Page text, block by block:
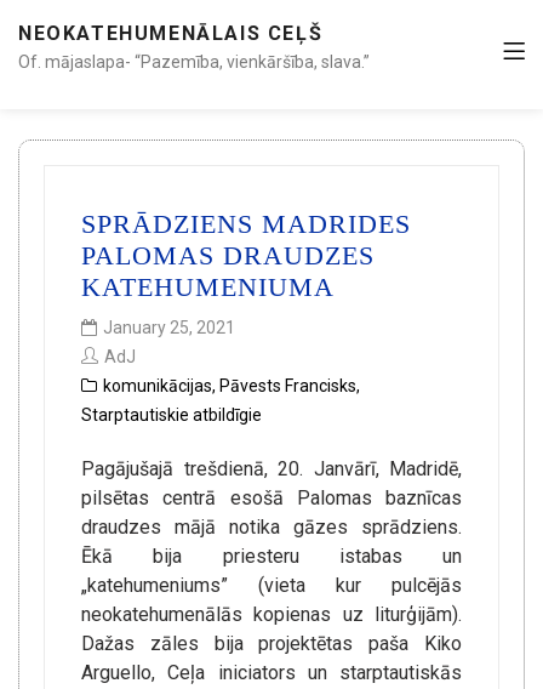
NEOKATEHUMENĀLAIS CEĻŠ
Of. mājaslapa- “Pazemība, vienkāršība, slava.”
SPRĀDZIENS MADRIDES
PALOMAS DRAUDZES
KATEHUMENIUMA
January 25, 2021
AdJ
komunikācijas, Pāvests Francisks,
Starptautiskie atbildīgie
Pagājušajā trešdienā, 20. Janvārī, Madridē,
pilsētas centrā esošā Palomas baznīcas
draudzes mājā notika gāzes sprādziens.
Ēkā bija priesteru istabas un
„katehumeniums” (vieta kur pulcējās
neokatehumenālās kopienas uz liturģijām).
Dažas zāles bija projektētas paša Kiko
Arguello, Ceļa iniciators un starptautiskās